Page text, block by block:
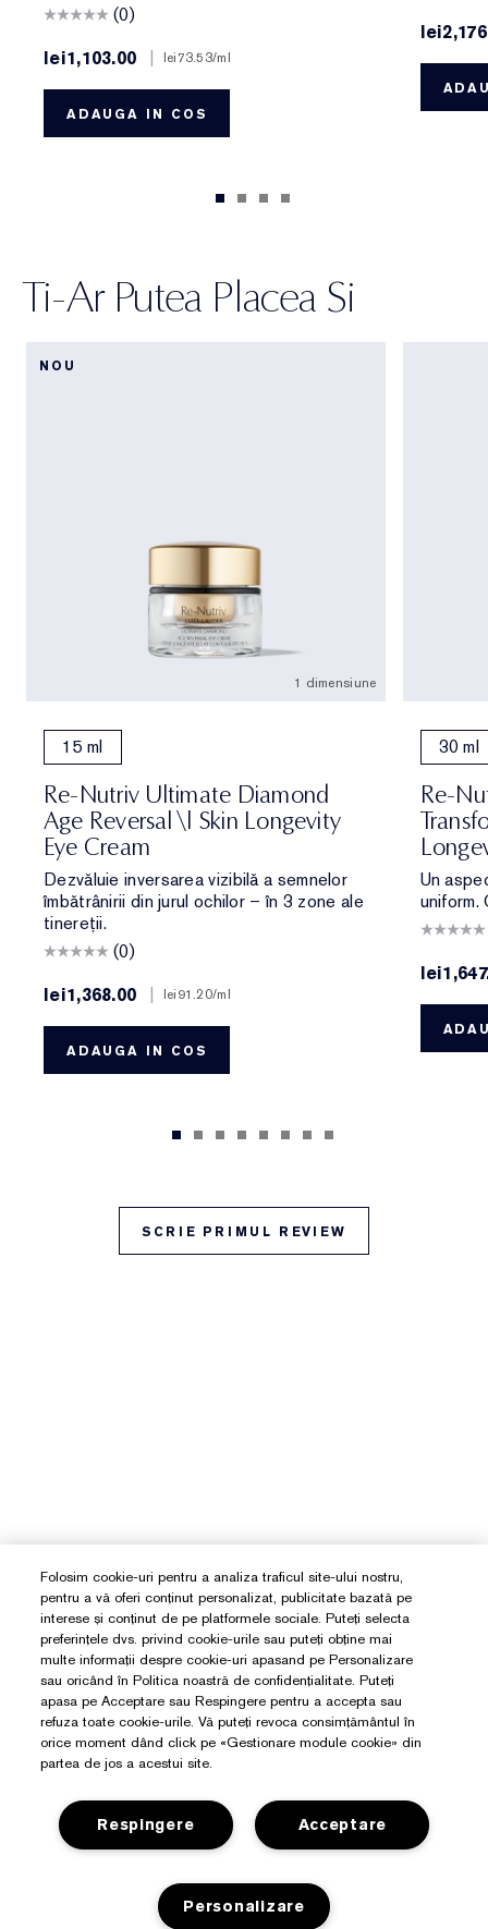
(0)
lei1,103.00
lei73.53/ml
ADAUGA IN COS
Ti-Ar Putea Placea Si
NOU
1 dimensiune
15 ml
Re-Nutriv Ultimate Diamond
Age Reversal \| Skin Longevity
Eye Cream
Dezvăluie inversarea vizibilă a semnelor
îmbătrânirii din jurul ochilor – în 3 zone ale
tinereții.
(0)
lei1,368.00
| lei91.20/ml
ADAUGA IN COS
30 ml
Re-
Un
SCRIE PRIMUL REVIEW
Folosim cookie-uri pentru a analiza traficul site-ului nostru,
pentru a vă oferi conținut personalizat, publicitate bazată pe
interese și conținut de pe platformele sociale. Puteți selecta
preferințele dvs. privind cookie-urile sau puteți obține mai
multe informații despre cookie-uri apasand pe Personalizare
sau oricând în Politica noastră de confidențialitate. Puteți
apasa pe Acceptare sau Respingere pentru a accepta sau
refuza toate cookie-urile. Vă puteți revoca consimțământul în
orice moment dând click pe «Gestionare module cookie» din
partea de jos a acestui site.
Acceptare
Respingere
Personalizare